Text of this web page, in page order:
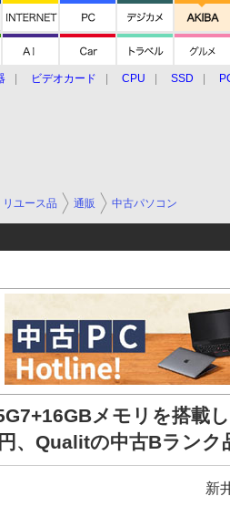
ビデオカード CPU SSD
ユース品 通販 中古パソコン
メモリを搭載
、Qualitの中古Bランク
新